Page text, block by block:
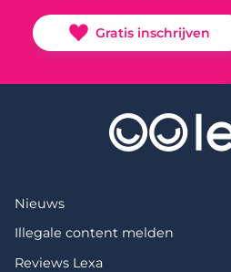
Gratis inschrijven
Nieuws
Illegale content melden
Reviews Lexa